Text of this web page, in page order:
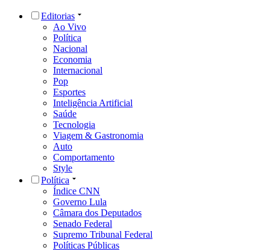
Editorias
Ao Vivo
Política
Nacional
Economia
Internacional
Pop
Esportes
Inteligência Artificial
Saúde
Tecnologia
Viagem & Gastronomia
Auto
Comportamento
Style
Política
Índice CNN
Governo Lula
Câmara dos Deputados
Senado Federal
Supremo Tribunal Federal
Políticas Públicas